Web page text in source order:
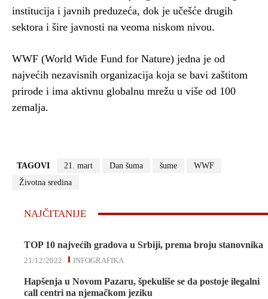
institucija i javnih preduzeća, dok je učešće drugih
sektora i šire javnosti na veoma niskom nivou.
WWF (World Wide Fund for Nature) jedna je od
najvećih nezavisnih organizacija koja se bavi zaštitom
prirode i ima aktivnu globalnu mrežu u više od 100
zemalja.
TAGOVI 21. mart Dan šuma šume
WWF
Životna sredina
NAJČITANIJE
TOP 10 najvećih gradova u Srbiji, prema broju stanovnika
INFOGRAFIKA
21/12/2022
Hapšenja u Novom Pazaru, špekuliše se da postoje ilegalni
call centri na njemačkom jeziku